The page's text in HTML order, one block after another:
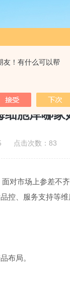
友！有什么可以帮
胞库哪家
点击次数：83
市场上参差不
、服务支持等
布局。